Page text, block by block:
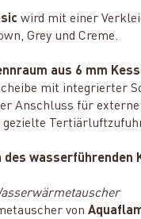
wird mit einer
Grey und Creme.
aus 6 mm
mit integrierter
Anschluss für
gezielte
des wasserführenden
von